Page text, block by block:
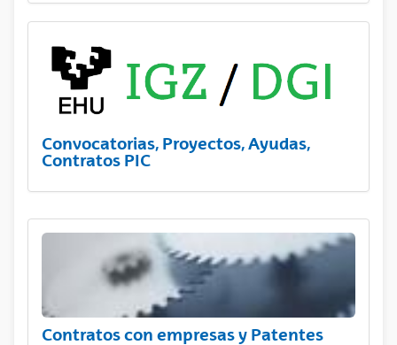
Convocatorias, Proyectos, Ayudas,
Contratos PIC
Contratos con empresas y Patentes